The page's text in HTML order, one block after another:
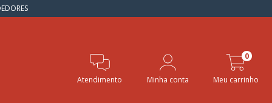
Atendimento Minha conta Meu carrinho
0